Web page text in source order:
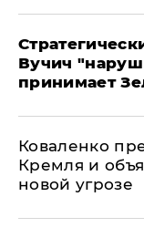
Вучич
принимает
Коваленко
Кремля и
новой угрозе